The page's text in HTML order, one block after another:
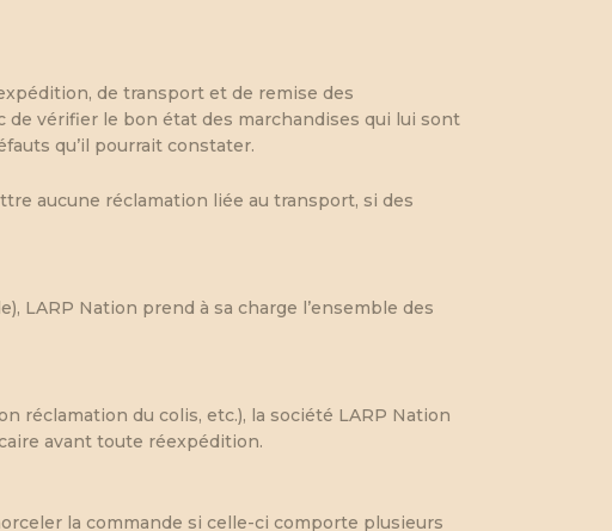
de transport et de remise des
vérifier le bon état des marchandises qui lui sont
qu’il pourrait constater.
aucune réclamation liée au transport, si des
LARP Nation prend à sa charge l’ensemble des
réclamation du colis, etc.), la société LARP Nation
avant toute réexpédition.
la commande si celle-ci comporte plusieurs